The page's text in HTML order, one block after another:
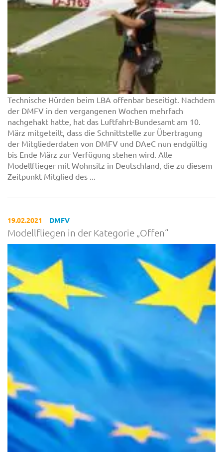
Technische Hürden beim LBA offenbar beseitigt. Nachdem
der DMFV in den vergangenen Wochen mehrfach
nachgehakt hatte, hat das Luftfahrt-Bundesamt am 10.
März mitgeteilt, dass die Schnittstelle zur Übertragung
der Mitgliederdaten von DMFV und DAeC nun endgültig
bis Ende März zur Verfügung stehen wird. Alle
Modellflieger mit Wohnsitz in Deutschland, die zu diesem
Zeitpunkt Mitglied des ...
19.02.2021 DMFV
Modellfliegen in der Kategorie „Offen“